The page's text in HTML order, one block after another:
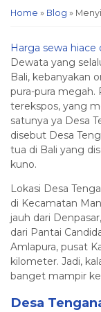
Home » Blog »
Harga sewa hiace
Dewata yang
Bali, kebanyakan
pura-pura megah.
terekspos, yang
satunya ya Desa
disebut Desa
tua di Bali yang
kuno.
Lokasi Desa
di Kecamatan
jauh dari
dari Pantai
Amlapura, pusat
kilometer. Jadi,
banget mampir ke
Desa